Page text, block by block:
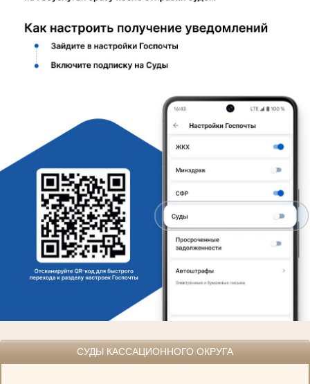
СУДЫ КАССАЦИОННОГО ОКРУГА